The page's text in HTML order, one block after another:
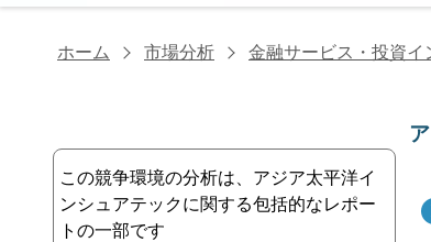
ホーム 市場分析 金融サービス・投資
この競争環境の分析は、アジア太平洋イ
ンシュアテックに関する包括的なレポー
トの一部です